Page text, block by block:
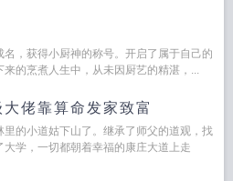
名，获得小厨神的称号。开启了属于自己的
来的烹煮人生中，从未因厨艺的精湛，...
佬靠算命发家致富
里的小道姑下山了。继承了师父的道观，找
大学，一切都朝着幸福的康庄大道上走